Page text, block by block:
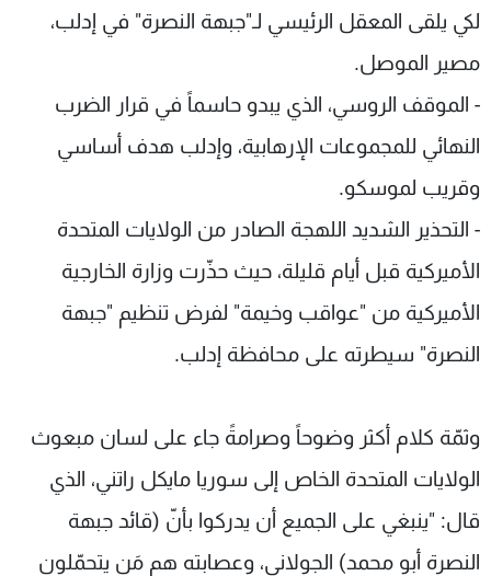
لكي يلقى المعقل الرئيسي لـ"جبهة النصرة" في إدلب،
مصير الموصل.
- الموقف الروسي، الذي يبدو حاسماً في قرار الضرب
النهائي للمجموعات الإرهابية، وإدلب هدف أساسي
وقريب لموسكو.
- التحذير الشديد اللهجة الصادر من الولايات المتحدة
الأميركية قبل أيام قليلة، حيث حذّرت وزارة الخارجية
الأميركية من "عواقب وخيمة" لفرض تنظيم "جبهة
النصرة" سيطرته على محافظة إدلب.
وثمّة كلام أكثر وضوحاً وصرامةً جاء على لسان مبعوث
الولايات المتحدة الخاص إلى سوريا مايكل راتني، الذي
قال: "ينبغي على الجميع أن يدركوا بأنّ (قائد جبهة
النصرة أبو محمد) الجولاني، وعصابته هم مَن يتحمّلون